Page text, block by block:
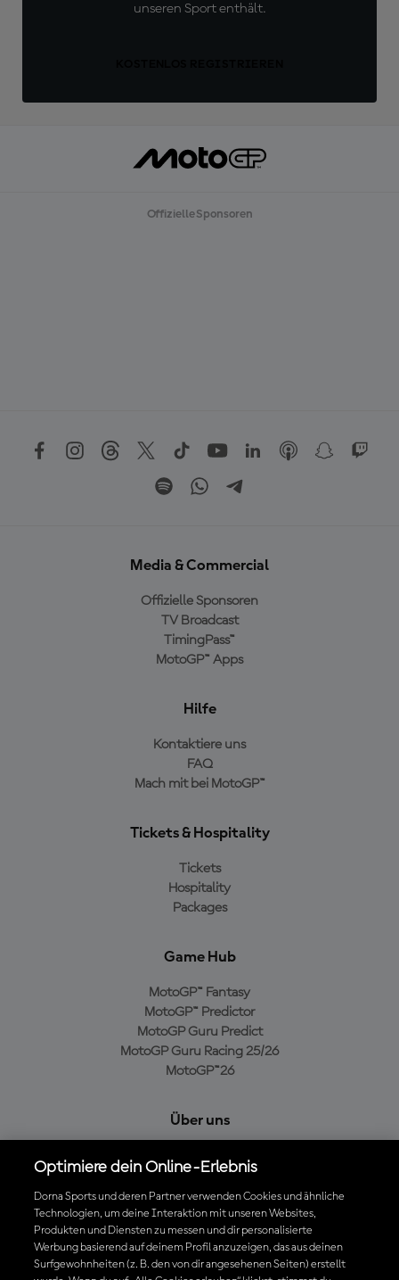
unseren Sport enthält.
Offizielle Sponsoren
Media & Commercial
Offizielle Sponsoren
TV Broadcast
TimingPass™
MotoGP™ Apps
Hilfe
Kontaktiere uns
FAQ
Mach mit bei MotoGP™
Tickets & Hospitality
Tickets
Hospitality
Packages
Game Hub
MotoGP™ Fantasy
MotoGP™ Predictor
MotoGP Guru Predict
MotoGP Guru Racing 25/26
MotoGP™26
Über uns
Cookie-Richtlinien
Geschäftsbedingungen
Datenschutzrichtlinien
Kaufrichtlinie
Optimiere dein Online-Erlebnis
Dorna Sports und deren Partner verwenden Cookies und ähnliche
Technologien, um deine Interaktion mit unseren Websites,
Produkten und Diensten zu messen und dir personalisierte
Werbung basierend auf deinem Profil anzuzeigen, das aus deinen
Surfgewohnheiten (z. B. den von dir angesehenen Seiten) erstellt